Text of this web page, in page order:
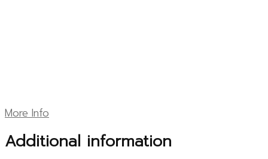
More Info
Additional information